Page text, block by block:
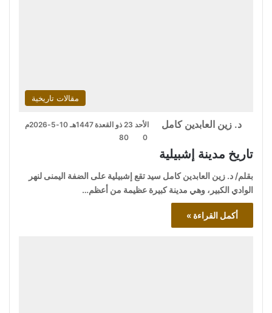
مقالات تاريخية
د. زين العابدين كامل
الأحد 23 ذو القعدة 1447هـ 10-5-2026م
0
80
تاريخ مدينة إشبيلية
بقلم/ د. زين العابدين كامل سيد تقع إشبيلية على الضفة اليمنى لنهر
الوادي الكبير، وهي مدينة كبيرة عظيمة من أعظم…
أكمل القراءة »